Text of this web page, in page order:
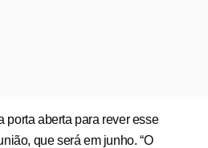
porta aberta para rever esse
que será em junho. “O